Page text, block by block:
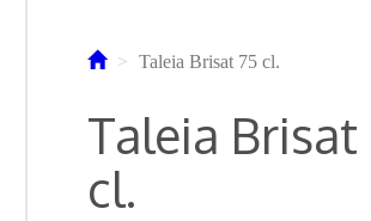
Taleia Brisat 75 cl.
Taleia Brisat
cl.